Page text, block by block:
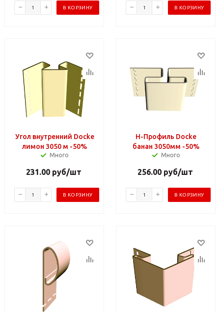
В КОРЗИНУ В КОРЗИНУ
Угол внутренний Docke
лимон 3050 м -50%
Много
231.00руб/шт
В КОРЗИНУ
Н-Профиль Docke
банан 3050мм -50%
Много
256.00руб/шт
В КОРЗИНУ